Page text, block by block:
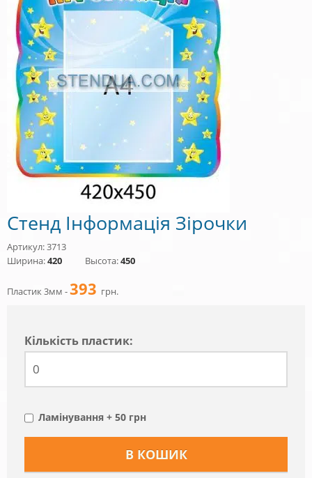
Стенд Інформація Зірочки
Артикул: 3713
Ширина:420 Высота:450
Пластик 3мм -393 грн.
Кiлькiсть пластик:
Ламінування + 50 грн